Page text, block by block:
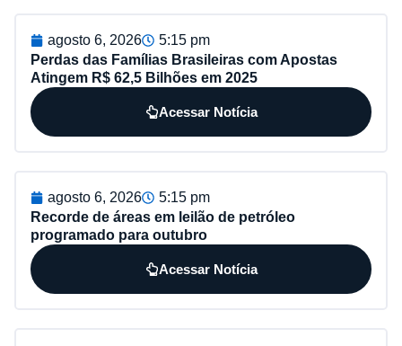
agosto 6, 2026
5:15 pm
Perdas das Famílias Brasileiras com Apostas
Atingem R$ 62,5 Bilhões em 2025
Acessar Notícia
agosto 6, 2026
5:15 pm
Recorde de áreas em leilão de petróleo
programado para outubro
Acessar Notícia